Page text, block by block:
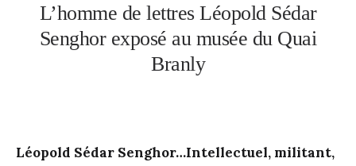
L’homme de lettres Léopold Sédar
Senghor exposé au musée du Quai
Branly
Léopold Sédar Senghor…Intellectuel, militant,